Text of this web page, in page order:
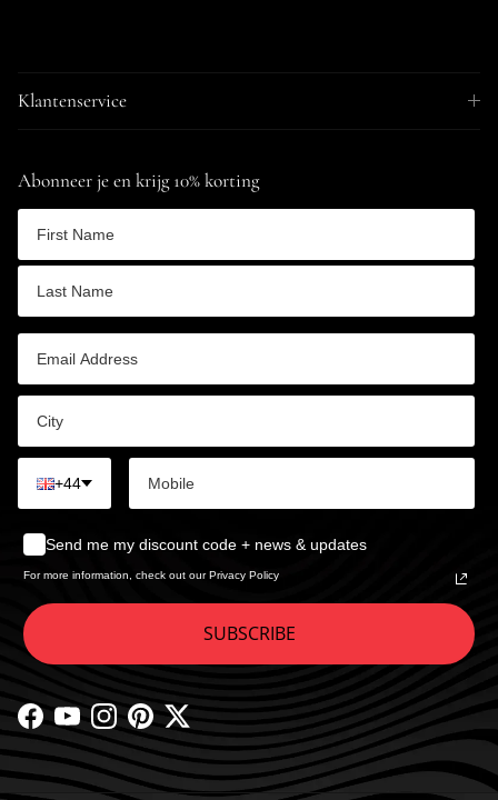
Klantenservice
Abonneer je en krijg 10% korting
+44
Send me my discount code + news & updates
For more information, check out our Privacy Policy
SUBSCRIBE
Facebook
YouTubeInstagram
PinterestTwitter